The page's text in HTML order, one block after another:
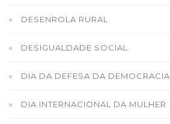
DESENROLA RURAL
DESIGUALDADE SOCIAL
DIA DA DEFESA DA DEMOCRACIA
DIA INTERNACIONAL DA MULHER